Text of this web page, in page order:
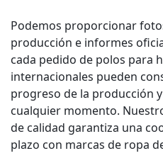
Podemos proporcionar
producción e informes
cada pedido de polos para
internacionales pueden
progreso de la producción
cualquier momento.
de calidad garantiza una
plazo con marcas de ropa